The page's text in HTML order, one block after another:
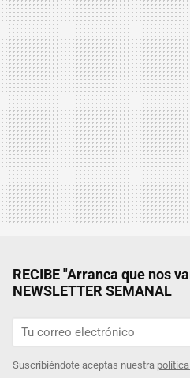
RECIBE "Arranca que nos
NEWSLETTER SEMANAL
Suscribiéndote aceptas nuestra